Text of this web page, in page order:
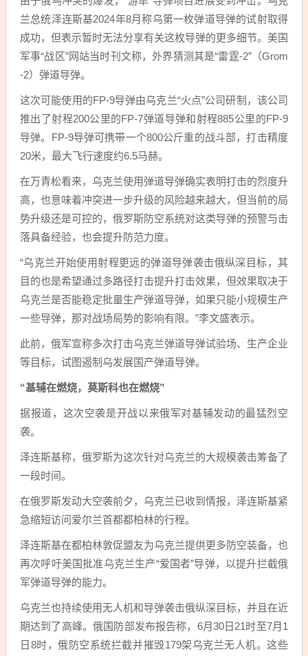
兰总统泽连斯基2024年8月称乌第一枚弹道导弹的试射取得
成功，但表示暂时无法分享有关这枚导弹的更多细节。美国
军事“战区”网站当时刊文称，外界猜测其是“雷霆-2”（Grom
-2）弹道导弹。
这次可能使用的FP-9导弹由乌克兰“火点”公司研制，该公司
推出了射程200公里的FP-7弹道导弹和射程885公里的FP-9
导弹。FP-9导弹可携带一个800公斤重的战斗部，打击精度
20米，最大飞行速度约6.5马赫。
在万青松看来，乌克兰使用弹道导弹确实表明打击的烈度升
高，也意味着冲突进一步升级的风险越来越大，但当前的局
势升级还是可控的，俄罗斯防空系统对这类导弹的预警与击
落具备经验，也会提升防范力度。
“乌克兰开始使用射程更远的弹道导弹袭击俄纵深目标，其
目的也是希望通过多路径打击提升打击效果，但效果取决于
乌克兰是否能稳定批量生产弹道导弹，如果只能小规模生产
一些导弹，那对战场局势的影响有限。”李文盛表示。
此前，俄军宣称多次打击乌克兰弹道导弹试验场、生产企业
等目标，试图遏制乌发展国产弹道导弹。
“基辅在燃烧，莫斯科也在燃烧”
据报道，这次空袭是开战以来俄军对基辅发动的最猛烈空
袭。
泽连斯基称，俄罗斯为这次针对乌克兰的大规模袭击筹备了
一段时间。
在俄罗斯发动大空袭前夕，乌克兰已收到情报，泽连斯基紧
急缩短访问爱尔兰首都都柏林的行程。
泽连斯基在都柏林敦促盟友为乌克兰提供更多防空装备，也
再次呼吁美国批准乌克兰生产“爱国者”导弹，以提升拦截俄
军弹道导弹的能力。
乌克兰也持续使用无人机和导弹袭击俄纵深目标，并且在近
期达到了高峰。俄国防部发布报告称，6月30日21时至7月1
日8时，俄防空系统拦截并摧毁179架乌克兰无人机。这些